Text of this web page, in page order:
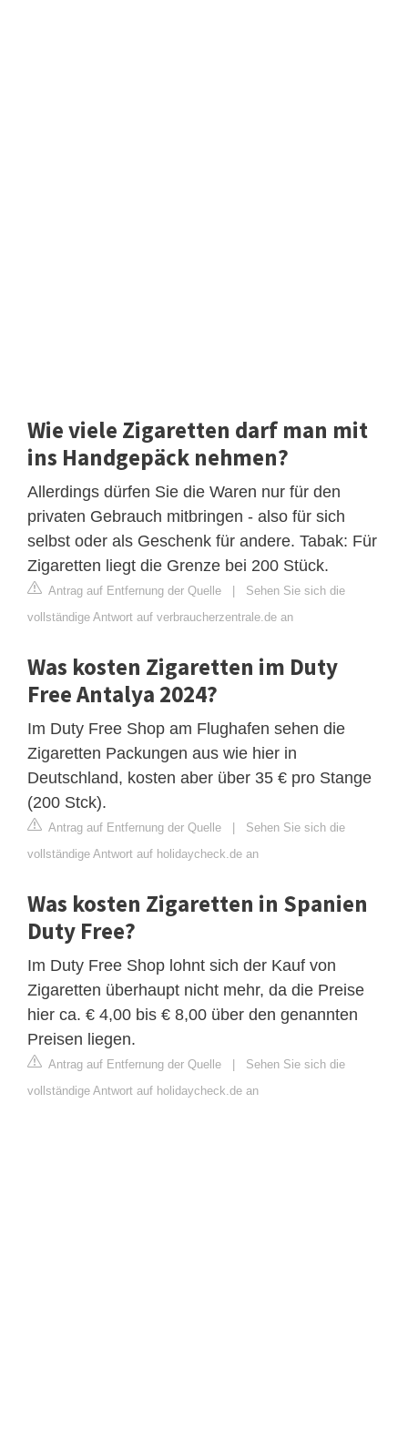
Wie viele Zigaretten darf man mit
ins Handgepäck nehmen?
Allerdings dürfen Sie die Waren nur für den
privaten Gebrauch mitbringen - also für sich
selbst oder als Geschenk für andere. Tabak: Für
Zigaretten liegt die Grenze bei 200 Stück.
Antrag auf Entfernung der Quelle | Sehen Sie sich die
vollständige Antwort auf verbraucherzentrale.de an
Was kosten Zigaretten im Duty
Free Antalya 2024?
Im Duty Free Shop am Flughafen sehen die
Zigaretten Packungen aus wie hier in
Deutschland, kosten aber über 35 € pro Stange
(200 Stck).
Antrag auf Entfernung der Quelle | Sehen Sie sich die
vollständige Antwort auf holidaycheck.de an
Was kosten Zigaretten in Spanien
Duty Free?
Im Duty Free Shop lohnt sich der Kauf von
Zigaretten überhaupt nicht mehr, da die Preise
hier ca. € 4,00 bis € 8,00 über den genannten
Preisen liegen.
Antrag auf Entfernung der Quelle | Sehen Sie sich die
vollständige Antwort auf holidaycheck.de an